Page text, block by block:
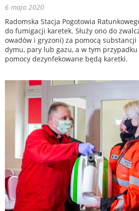
6 maja 2020
Radomska Stacja Pogotowia
do fumigacji karetek. Służy ono do
owadów i gryzoni) za pomocą
dymu, pary lub gazu, a w tym
pomocy dezynfekowane będą karetki.